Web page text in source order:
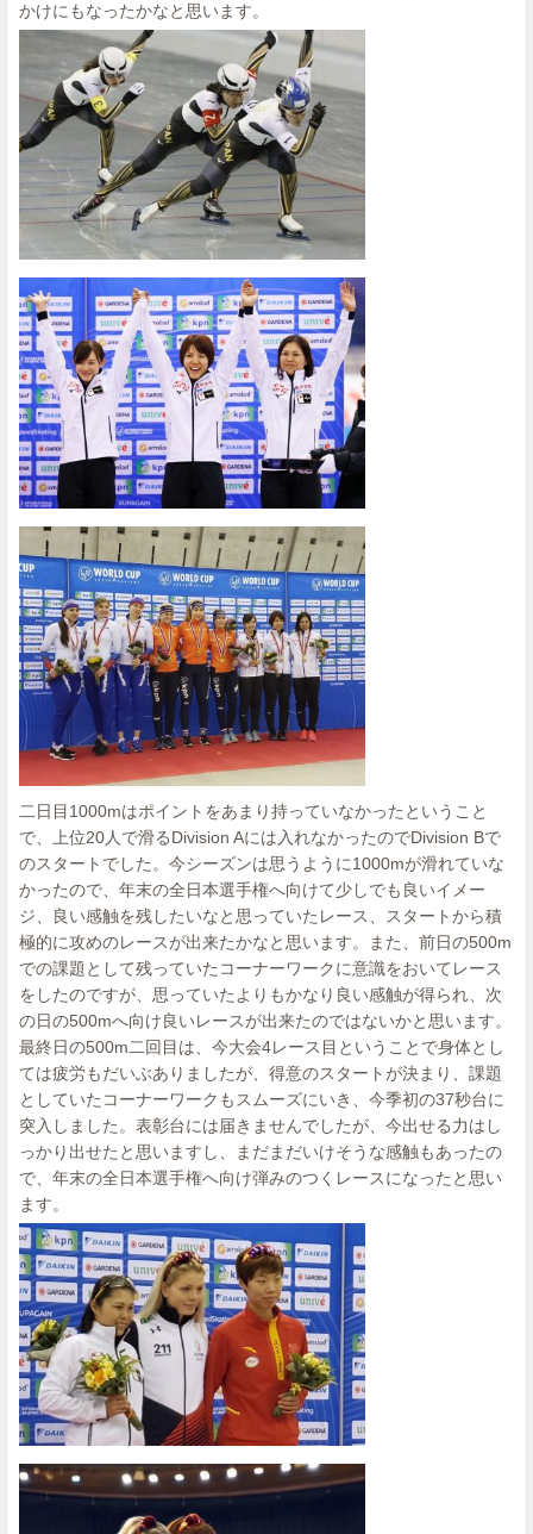
かけにもなったかなと思います。
二日目1000mはポイントをあまり持っていなかったということ
で、上位20人で滑るDivision Aには入れなかったのでDivision Bで
のスタートでした。今シーズンは思うように1000mが滑れていな
かったので、年末の全日本選手権へ向けて少しでも良いイメー
ジ、良い感触を残したいなと思っていたレース、スタートから積
極的に攻めのレースが出来たかなと思います。また、前日の500m
での課題として残っていたコーナーワークに意識をおいてレース
をしたのですが、思っていたよりもかなり良い感触が得られ、次
の日の500mへ向け良いレースが出来たのではないかと思います。
最終日の500m二回目は、今大会4レース目ということで身体とし
ては疲労もだいぶありましたが、得意のスタートが決まり、課題
としていたコーナーワークもスムーズにいき、今季初の37秒台に
突入しました。表彰台には届きませんでしたが、今出せる力はし
っかり出せたと思いますし、まだまだいけそうな感触もあったの
で、年末の全日本選手権へ向け弾みのつくレースになったと思い
ます。